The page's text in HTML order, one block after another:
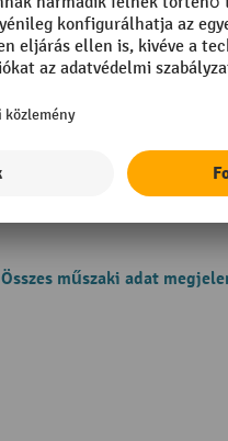
teher
Teherbírás
Összes műszaki adat